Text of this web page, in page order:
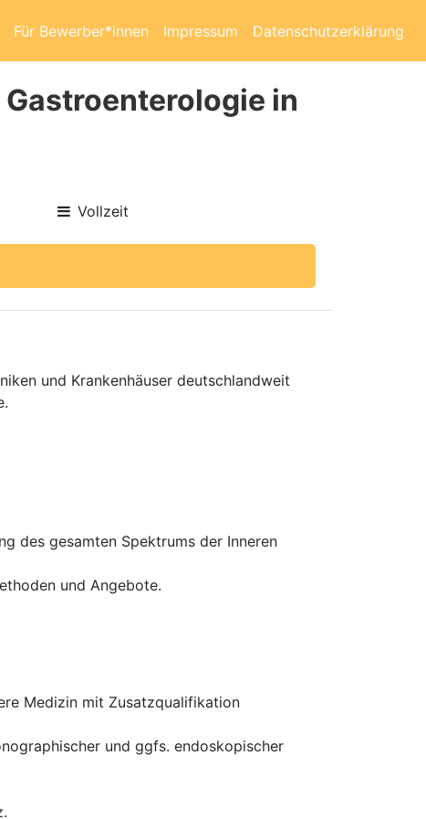
Für Bewerber*innen Impressum Datenschutzerklärung
in
Vollzeit
und Krankenhäuser deutschlandweit
des gesamten Spektrums der Inneren
und Angebote.
Medizin mit Zusatzqualifikation
und ggfs. endoskopischer